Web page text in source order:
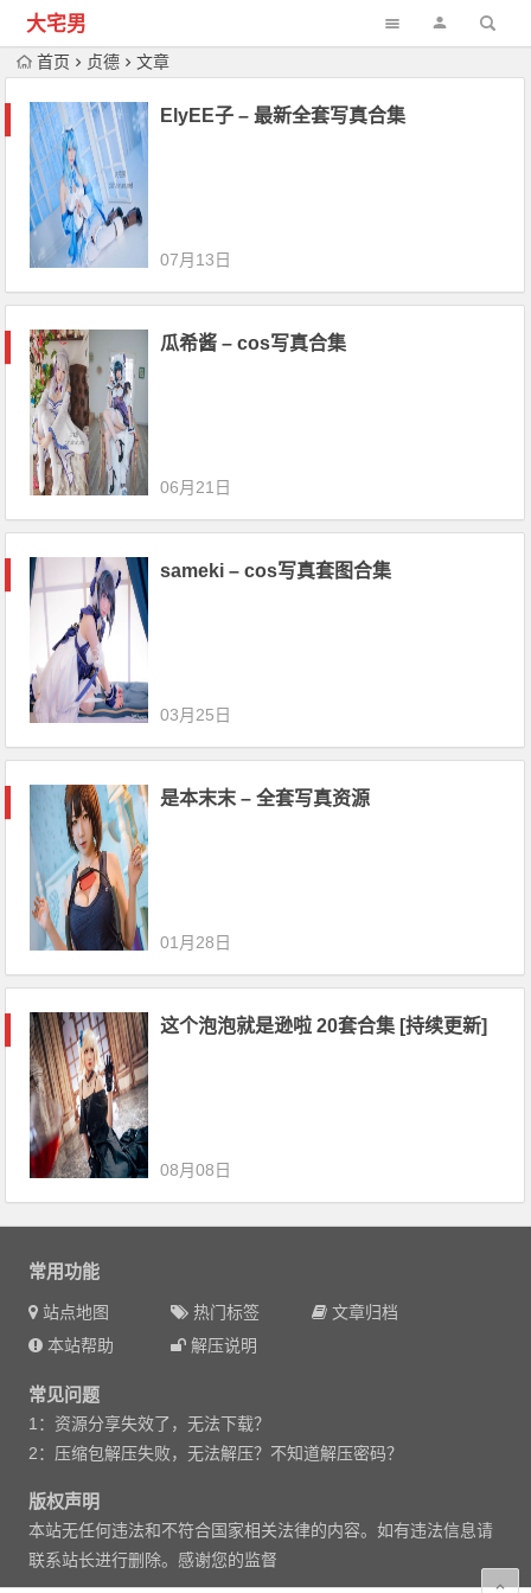
大宅男
首页 贞德 文章
ElyEE子 – 最新全套写真合集
07月13日
瓜希酱 – cos写真合集
06月21日
sameki – cos写真套图合集
03月25日
是本末末 – 全套写真资源
01月28日
这个泡泡就是逊啦 20套合集 [持续更新]
08月08日
常用功能
站点地图 热门标签
文章归档
本站帮助
解压说明
常见问题
1：资源分享失效了，无法下载？
2：压缩包解压失败，无法解压？不知道解压密码？
版权声明
本站无任何违法和不符合国家相关法律的内容。如有违法信息请
联系站长进行删除。感谢您的监督